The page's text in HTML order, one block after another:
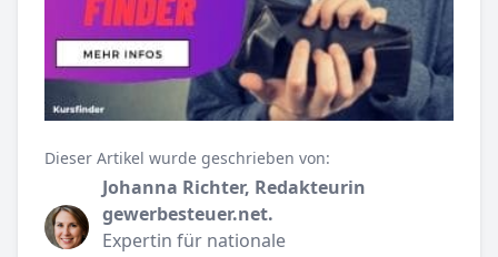
Dieser Artikel wurde geschrieben von:
Johanna Richter, Redakteurin
gewerbesteuer.net.
Expertin für nationale